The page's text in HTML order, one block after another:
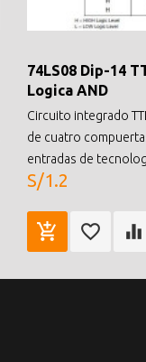
74LS08 Dip-14
Logica AND
Circuito integrado
de cuatro
entradas de
S/1.2